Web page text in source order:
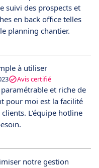
suivi des prospects et
en back office telles
planning chantier.
à utiliser
Avis certifié
et riche de
pour moi est la facilité
L'équipe hotline
notre gestion